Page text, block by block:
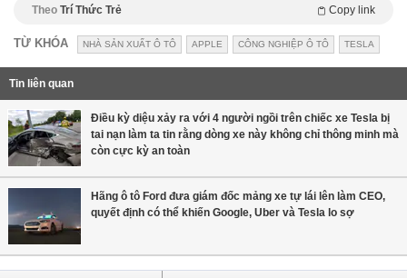
Theo Trí Thức Trẻ Copy link
TỪ KHÓA NHÀ SẢN XUẤT Ô TÔ APPLE CÔNG NGHIỆP Ô TÔ TESLA
Tin liên quan
Điều kỳ diệu xảy ra với 4 người ngồi trên chiếc xe Tesla bị
tai nạn làm ta tin rằng dòng xe này không chỉ thông minh mà
còn cực kỳ an toàn
Hãng ô tô Ford đưa giám đốc mảng xe tự lái lên làm CEO,
quyết định có thể khiến Google, Uber và Tesla lo sợ